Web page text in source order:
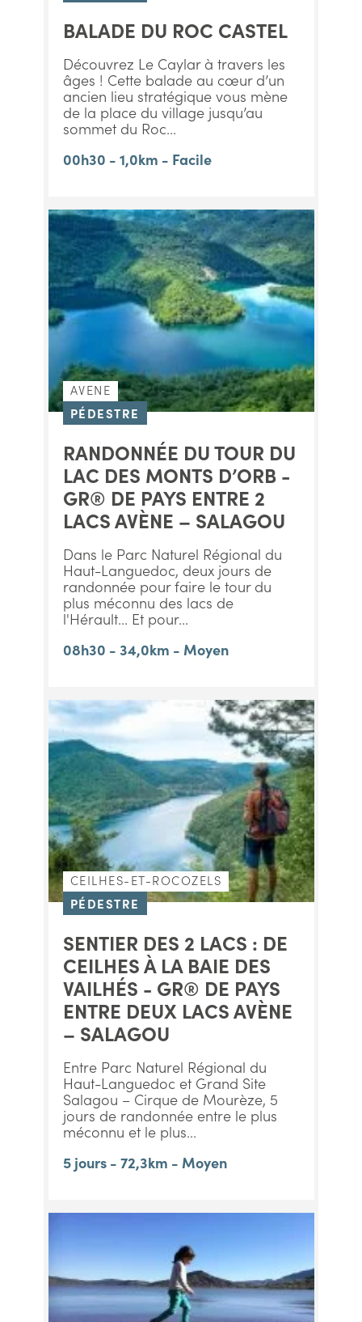
BALADE DU ROC CASTEL
Découvrez Le Caylar à travers les
âges ! Cette balade au cœur d’un
ancien lieu stratégique vous mène
de la place du village jusqu’au
sommet du Roc...
00h30 - 1,0km - Facile
AVENE
PÉDESTRE
RANDONNÉE DU TOUR DU
LAC DES MONTS D’ORB -
GR® DE PAYS ENTRE 2
LACS AVÈNE – SALAGOU
Dans le Parc Naturel Régional du
Haut-Languedoc, deux jours de
randonnée pour faire le tour du
plus méconnu des lacs de
l'Hérault... Et pour...
08h30 - 34,0km - Moyen
CEILHES-ET-ROCOZELS
PÉDESTRE
SENTIER DES 2 LACS : DE
CEILHES À LA BAIE DES
VAILHÉS - GR® DE PAYS
ENTRE DEUX LACS AVÈNE
– SALAGOU
Entre Parc Naturel Régional du
Haut-Languedoc et Grand Site
Salagou – Cirque de Mourèze, 5
jours de randonnée entre le plus
méconnu et le plus...
5 jours - 72,3km - Moyen